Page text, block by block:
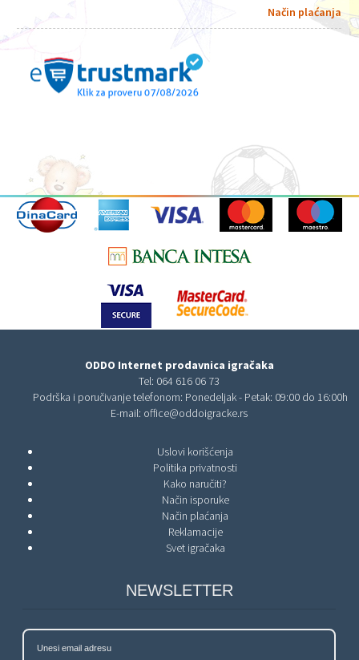
Način plaćanja
ODDO Internet prodavnica igračaka
Tel: 064 616 06 73
Podrška i poručivanje telefonom: Ponedeljak - Petak: 09:00 do 16:00h
E-mail: office@oddoigracke.rs
Uslovi korišćenja
Politika privatnosti
Kako naručiti?
Način isporuke
Način plaćanja
Reklamacije
Svet igračaka
NEWSLETTER